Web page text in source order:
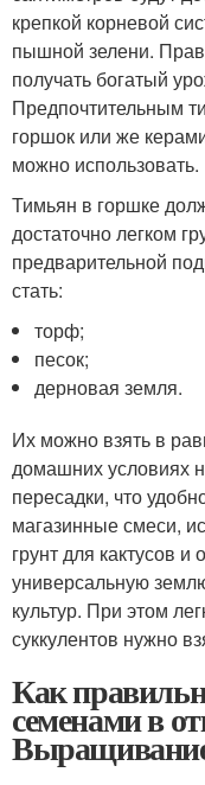
крепкой корневой
пышной зелени.
получать богатый
Предпочтительным
горшок или же
можно использовать.
Тимьян в горшке
достаточно легком
предварительной
стать:
торф;
песок;
дерновая земля.
Их можно взять в
домашних условиях
пересадки, что
магазинные смеси,
грунт для кактусов
универсальную
культур. При этом
суккулентов нужно
Как
семенами в
Выращивание